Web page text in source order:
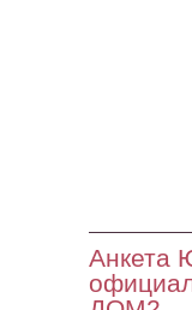
Анкета